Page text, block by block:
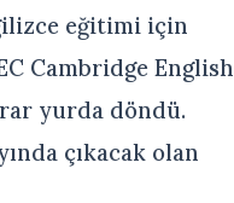
eğitimi için
Cambridge English
yurda döndü.
çıkacak olan